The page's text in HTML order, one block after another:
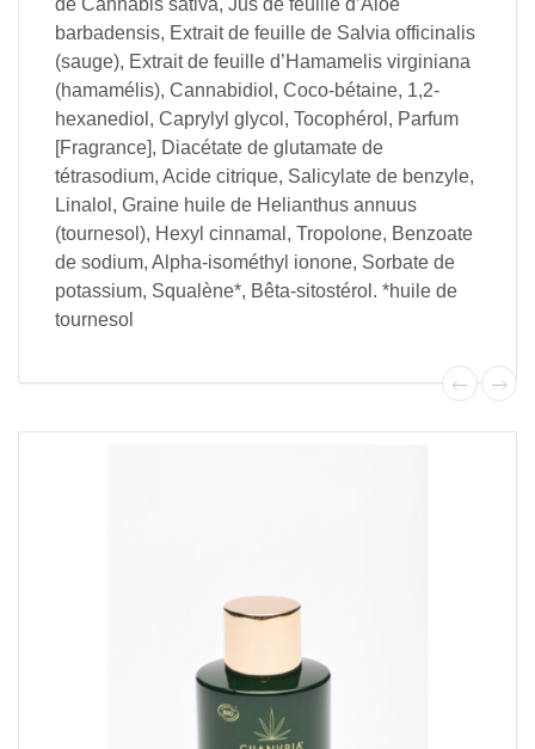
barbadensis, Extrait de feuille de Salvia officinalis
(sauge), Extrait de feuille d’Hamamelis virginiana
(hamamélis), Cannabidiol, Coco-bétaine, 1,2-
hexanediol, Caprylyl glycol, Tocophérol, Parfum
[Fragrance], Diacétate de glutamate de
tétrasodium, Acide citrique, Salicylate de benzyle,
Linalol, Graine huile de Helianthus annuus
(tournesol), Hexyl cinnamal, Tropolone, Benzoate
de sodium, Alpha-isométhyl ionone, Sorbate de
potassium, Squalène*, Bêta-sitostérol. *huile de
tournesol